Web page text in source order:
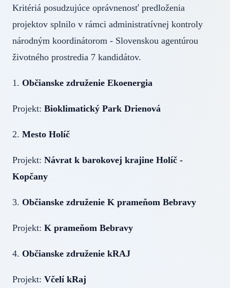
Kritériá posudzujúce oprávnenosť predloženia
projektov splnilo v rámci administratívnej kontroly
národným koordinátorom - Slovenskou agentúrou
životného prostredia 7 kandidátov.
1. Občianske združenie Ekoenergia
Projekt: Bioklimatický Park Drienová
2. Mesto Holíč
Projekt: Návrat k barokovej krajine Holíč -
Kopčany
3. Občianske združenie K prameňom Bebravy
Projekt: K prameňom Bebravy
4. Občianske združenie kRAJ
Projekt: Včelí kRaj